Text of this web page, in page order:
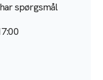
spørgsmål